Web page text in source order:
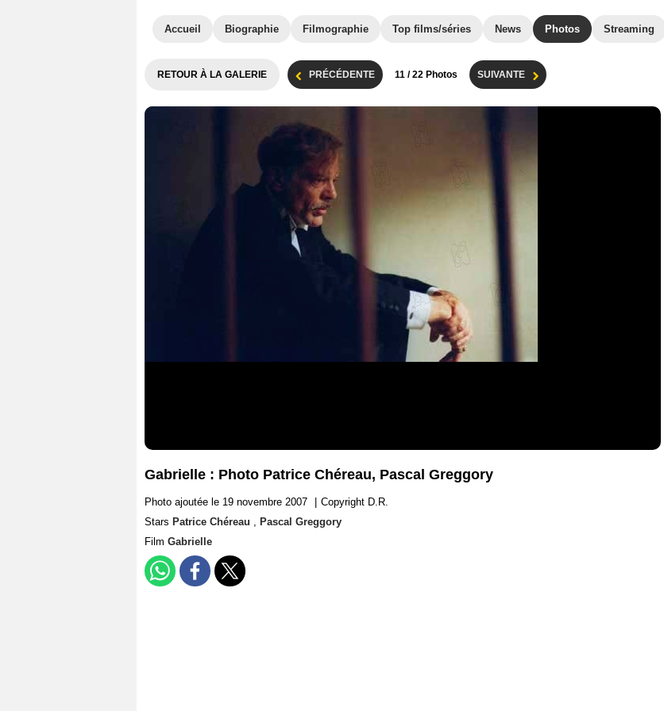
Accueil Biographie Filmographie Top films/séries News Photos Streaming
RETOUR À LA GALERIE PRÉCÉDENTE 11 / 22 Photos SUIVANTE
Gabrielle : Photo Patrice Chéreau, Pascal Greggory
Photo ajoutée le 19 novembre 2007
Copyright D.R.
Stars Patrice Chéreau , Pascal Greggory
Film Gabrielle